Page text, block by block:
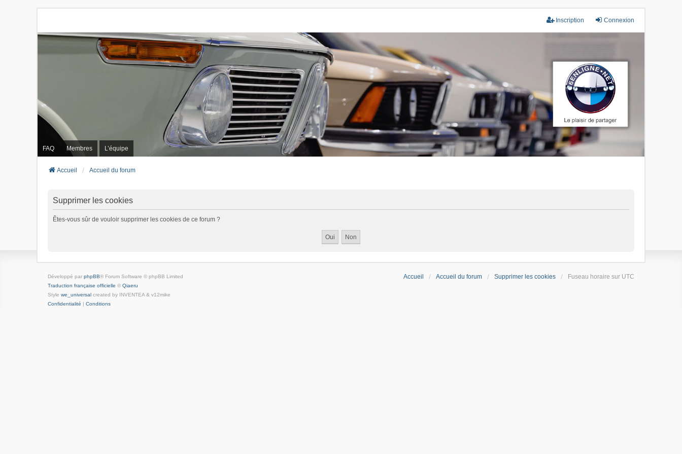
Connexion
Inscription
FAQ Membres L’équipe
Accueil Accueil du forum
Supprimer les cookies
Êtes-vous sûr de vouloir supprimer les cookies de ce forum ?
Accueil Accueil du forum Supprimer les cookies Fuseau horaire sur UTC
Développé par phpBB® Forum Software © phpBB Limited
Traduction française officielle © Qiaeru
Style we_universal created by INVENTEA & v12mike
Confidentialité | Conditions